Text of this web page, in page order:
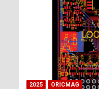
2025 ORICMAG